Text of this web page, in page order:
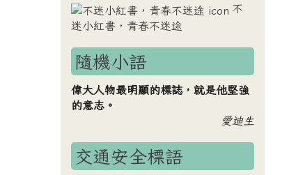
不
迷小紅書，青春不迷途
隨機小語
偉大人物最明顯的標誌，就是他堅強
的意志。
愛迪生
交通安全標語